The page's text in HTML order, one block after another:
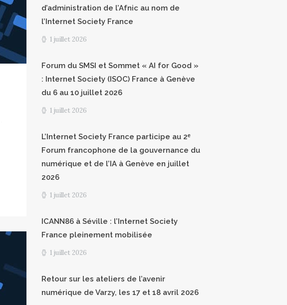
d’administration de l’Afnic au nom de
l’Internet Society France
1 juillet 2026
Forum du SMSI et Sommet « AI for Good »
: Internet Society (ISOC) France à Genève
du 6 au 10 juillet 2026
1 juillet 2026
L’Internet Society France participe au 2ᵉ
Forum francophone de la gouvernance du
numérique et de l’IA à Genève en juillet
2026
1 juillet 2026
ICANN86 à Séville : l’Internet Society
France pleinement mobilisée
1 juillet 2026
Retour sur les ateliers de l’avenir
numérique de Varzy, les 17 et 18 avril 2026